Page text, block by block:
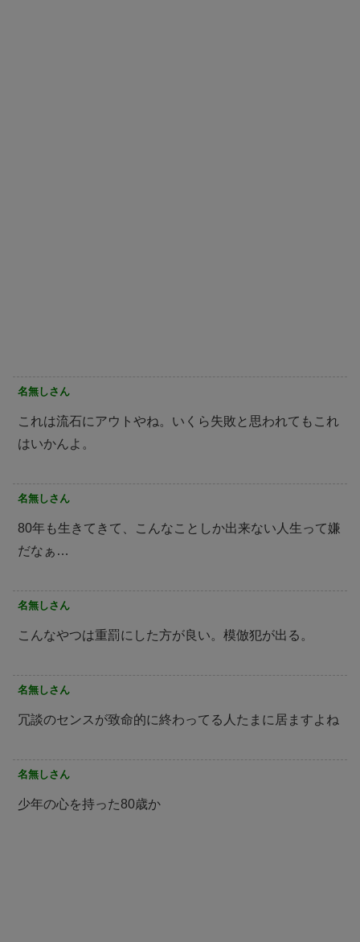
名無しさん
これは流石にアウトやね。いくら失敗と思われてもこれ
はいかんよ。
名無しさん
80年も生きてきて、こんなことしか出来ない人生って嫌
だなぁ…
名無しさん
こんなやつは重罰にした方が良い。模倣犯が出る。
名無しさん
冗談のセンスが致命的に終わってる人たまに居ますよね
名無しさん
少年の心を持った80歳か